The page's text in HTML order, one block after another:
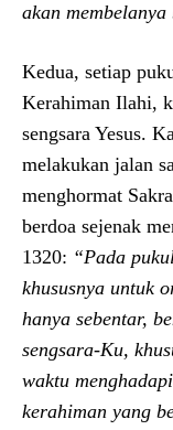
akan
Kedua, setiap
Kerahiman Ilahi,
sengsara Yesus.
melakukan jalan
menghormat
berdoa sejenak
1320: “Pada
khususnya untuk
hanya sebentar,
sengsara-Ku,
waktu
kerahiman yang